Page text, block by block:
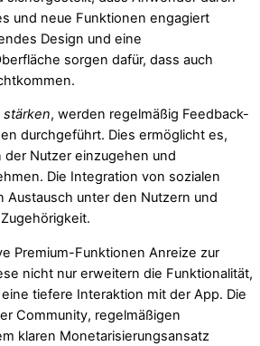
und neue Funktionen engagiert
Design und eine
sorgen dafür, dass auch
stärken, werden regelmäßig Feedback-
durchgeführt. Dies ermöglicht es,
Nutzer einzugehen und
Die Integration von sozialen
Austausch unter den Nutzern und
Premium-Funktionen Anreize zur
nicht nur erweitern die Funktionalität,
tiefere Interaktion mit der App. Die
Community, regelmäßigen
klaren Monetarisierungsansatz